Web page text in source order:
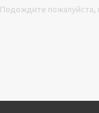
Подождите пожалуйста,